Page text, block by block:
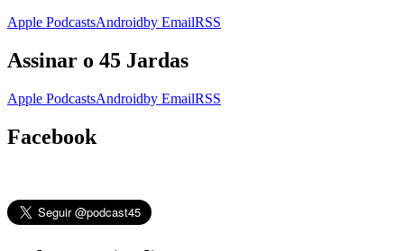
Apple PodcastsAndroidby EmailRSS
Assinar o 45 Jardas
Apple PodcastsAndroidby EmailRSS
Facebook